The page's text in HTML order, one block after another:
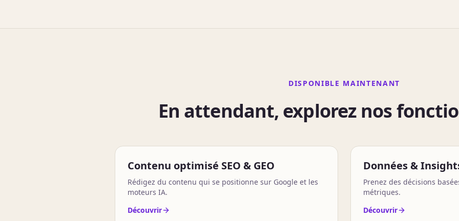
DISPONIBLE MAINTENANT
En attendant, explorez nos
Contenu optimisé SEO & GEO
Rédigez du contenu qui se positionne sur Google et les
moteurs IA.
Découvrir
Données &
Prenez des décisions
métriques.
Découvrir